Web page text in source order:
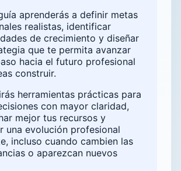
aprenderás a definir metas
realistas, identificar
de crecimiento y diseñar
que te permita avanzar
hacia el futuro profesional
construir.
herramientas prácticas para
con mayor claridad,
mejor tus recursos y
una evolución profesional
incluso cuando cambien las
o aparezcan nuevos